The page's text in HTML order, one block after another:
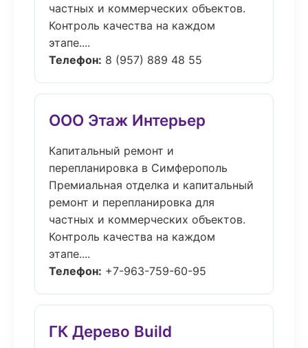
частных и коммерческих объектов.
Контроль качества на каждом
этапе....
Телефон: 8 (957) 889 48 55
ООО Этаж Интерьер
Капитальный ремонт и
перепланировка в Симферополь
Премиальная отделка и капитальный
ремонт и перепланировка для
частных и коммерческих объектов.
Контроль качества на каждом
этапе....
Телефон: +7-963-759-60-95
ГК Дерево Build